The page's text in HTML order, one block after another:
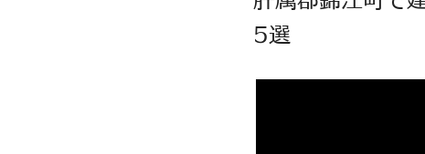
5選